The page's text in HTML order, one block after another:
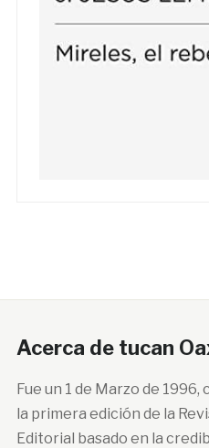
Acerca de tucan
Fue un 1 de Marzo de 1996,
la primera edición de la
Editorial basado en la